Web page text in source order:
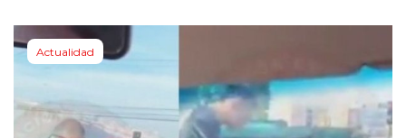
Actualidad